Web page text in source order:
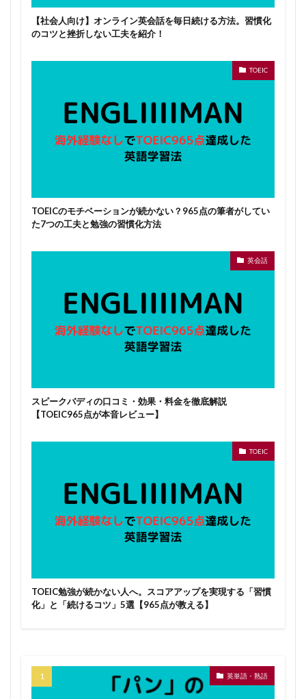
【社会人向け】オンライン英会話を毎日続ける方法。習慣化
のコツと挫折しない工夫を紹介！
TOEIC
TOEICのモチベーションが続かない？965点の筆者がしてい
た7つの工夫と勉強の習慣化方法
英会話
スピークバディの口コミ・効果・料金を徹底解説
【TOEIC965点が本音レビュー】
TOEIC
TOEIC勉強が続かない人へ。スコアアップを実現する「習慣
化」と「続けるコツ」5選【965点が教える】
英単語・熟語